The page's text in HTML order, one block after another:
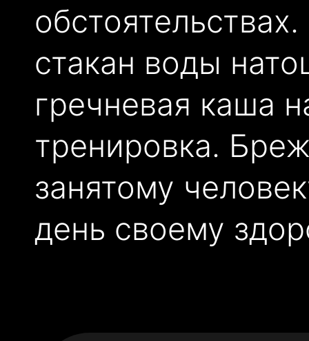
стакан воды
гречневая каша
тренировка.
занятому
день своему